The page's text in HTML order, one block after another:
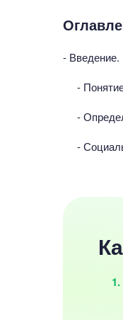
- Введение.
-
-
-